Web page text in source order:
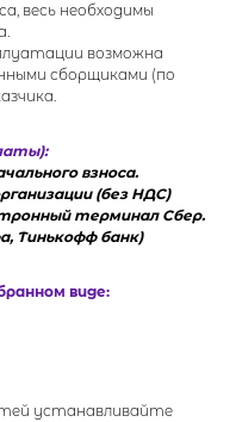
весь необходимы
возможна
сборщиками (по
взноса.
(без НДС)
терминал Сбер.
Тинькофф банк)
виде:
устанавливайте